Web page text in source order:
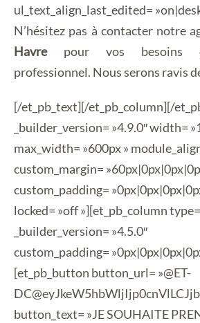
ul_text_align_last_edited=
N’hésitez pas à contacter notre
Havrepour vos besoins
professionnel. Nous serons ravis
[/et_pb_text][/et_pb_column][/
_builder_version= »4.9.0″ width=
max_width= »600px »
custom_margin=
custom_padding=
locked= »off »][et_pb_column type=
_builder_version= »4.5.0″
custom_padding=
[et_pb_button button_url= »@ET-
button_text= »JE SOUHAITE